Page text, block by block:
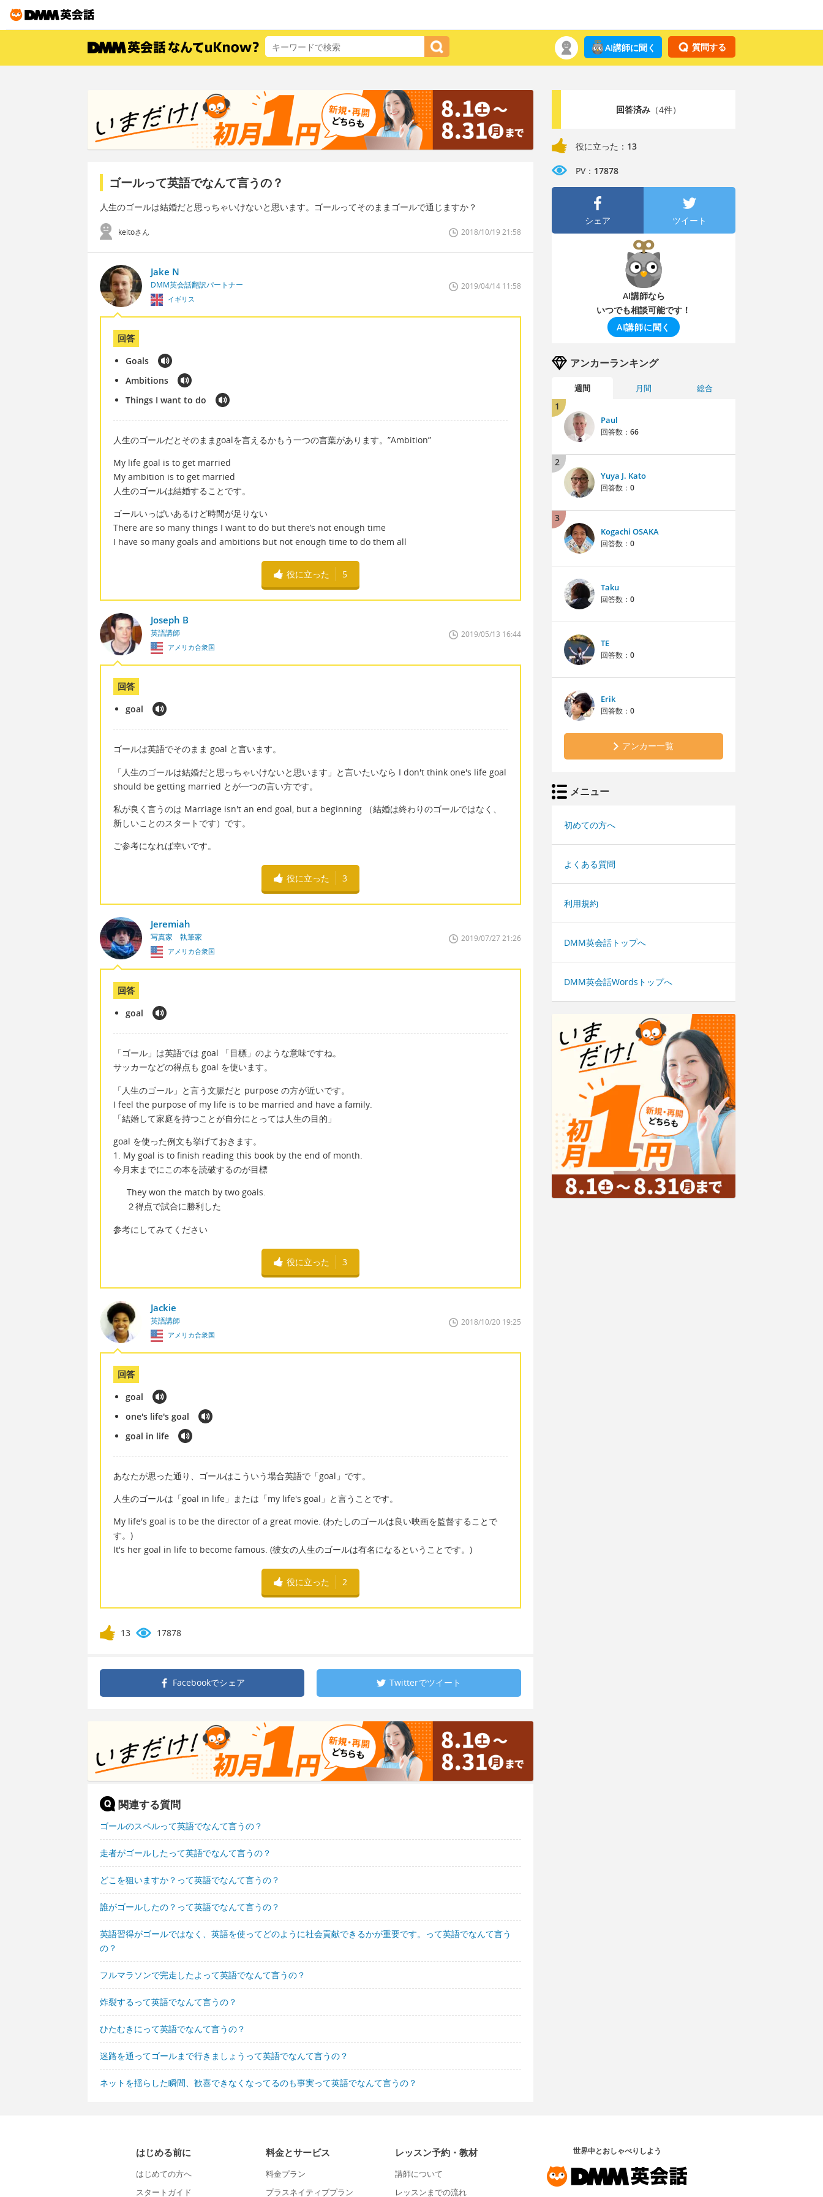
質問する
AI講師に聞く
ゴールって英語でなんて言うの？
人生のゴールは結婚だと思っちゃいけないと思います。ゴールってそのままゴールで通じますか？
keitoさん 2018/10/19 21:58
Jake N
DMM英会話翻訳パートナー
イギリス
2019/04/14 11:58
回答
Goals
Ambitions
Things I want to do
人生のゴールだとそのままgoalを言えるかもう一つの言葉があります。”Ambition”
My life goal is to get married
My ambition is to get married
人生のゴールは結婚することです。
ゴールいっぱいあるけど時間が足りない
There are so many things I want to do but there’s not enough time
I have so many goals and ambitions but not enough time to do them all
役に立った 5
Joseph B
英語講師
アメリカ合衆国
2019/05/13 16:44
回答
goal
ゴールは英語でそのまま goal と言います。
「人生のゴールは結婚だと思っちゃいけないと思います」と言いたいなら I don't think one's life goal
should be getting married とが一つの言い方です。
私が良く言うのは Marriage isn't an end goal, but a beginning （結婚は終わりのゴールではなく、
新しいことのスタートです）です。
ご参考になれば幸いです。
役に立った 3
Jeremiah
写真家 執筆家
アメリカ合衆国
2019/07/27 21:26
回答
goal
「ゴール」は英語では goal 「目標」のような意味ですね。
サッカーなどの得点も goal を使います。
「人生のゴール」と言う文脈だと purpose の方が近いです。
I feel the purpose of my life is to be married and have a family.
「結婚して家庭を持つことが自分にとっては人生の目的」
goal を使った例文も挙げておきます。
1. My goal is to finish reading this book by the end of month.
今月末までにこの本を読破するのが目標
They won the match by two goals.
２得点で試合に勝利した
参考にしてみてください
役に立った 3
Jackie
英語講師
アメリカ合衆国
2018/10/20 19:25
回答
goal
one's life's goal
goal in life
あなたが思った通り、ゴールはこういう場合英語で「goal」です。
人生のゴールは「goal in life」または「my life's goal」と言うことです。
My life's goal is to be the director of a great movie. (わたしのゴールは良い映画を監督することで
す。)
It's her goal in life to become famous. (彼女の人生のゴールは有名になるということです。)
役に立った 2
13 17878
Facebookでシェア Twitterでツイート
関連する質問
ゴールのスペルって英語でなんて言うの？
走者がゴールしたって英語でなんて言うの？
どこを狙いますか？って英語でなんて言うの？
誰がゴールしたの？って英語でなんて言うの？
英語習得がゴールではなく、英語を使ってどのように社会貢献できるかが重要です。って英語でなんて言う
の？
フルマラソンで完走したよって英語でなんて言うの？
炸裂するって英語でなんて言うの？
ひたむきにって英語でなんて言うの？
迷路を通ってゴールまで行きましょうって英語でなんて言うの？
ネットを揺らした瞬間、歓喜できなくなってるのも事実って英語でなんて言うの？
回答済み（4件）
役に立った： 13
PV： 17878
シェア ツイート
AI講師なら
いつでも相談可能です！
AI講師に聞く
アンカーランキング
週間 月間 総合
1
Paul
回答数： 66
2
Yuya J. Kato
回答数： 0
3
Kogachi OSAKA
回答数： 0
Taku
回答数： 0
TE
回答数： 0
Erik
回答数： 0
アンカー一覧
メニュー
初めての方へ
よくある質問
利用規約
DMM英会話トップへ
DMM英会話Wordsトップへ
はじめる前に
はじめての方へ
スタートガイド
料金とサービス
料金プラン
プラスネイティブプラン
レッスン予約・教材
講師について
レッスンまでの流れ
世界中とおしゃべりしよう